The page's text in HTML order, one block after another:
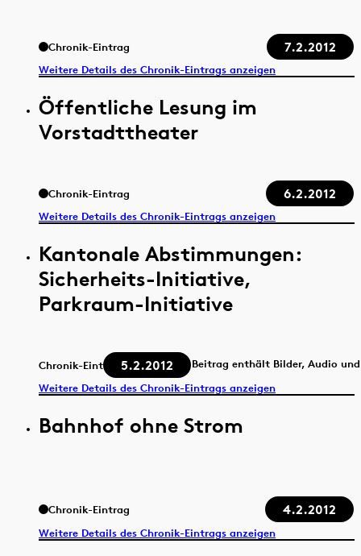
Chronik-Eintrag 7.2.2012
Weitere Details des Chronik-Eintrags anzeigen
Öffentliche Lesung im
Vorstadttheater
Chronik-Eintrag 6.2.2012
Weitere Details des Chronik-Eintrags anzeigen
Kantonale Abstimmungen:
Sicherheits-Initiative,
Parkraum-Initiative
Chronik-Eintrag 5.2.2012
Beitrag enthält Bilder, Audio
Weitere Details des Chronik-Eintrags anzeigen
Bahnhof ohne Strom
Chronik-Eintrag 4.2.2012
Weitere Details des Chronik-Eintrags anzeigen